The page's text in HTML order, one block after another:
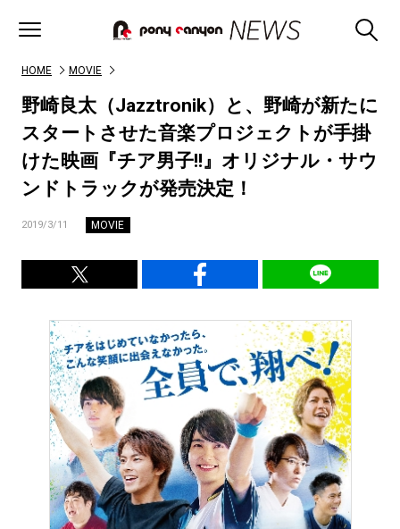
HOME MOVIE
野崎良太（Jazztronik）と、野崎が新たに
スタートさせた音楽プロジェクトが手掛
けた映画『チア男子!!』オリジナル・サウ
ンドトラックが発売決定！
2019/3/11 MOVIE